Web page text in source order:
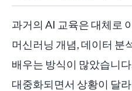
과거의 AI 교육은 대체로
머신러닝 개념, 데이터 분
배우는 방식이 많았습니
대중화되면서 상황이 달